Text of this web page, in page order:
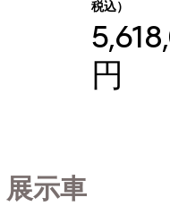
税込）
円
展示車